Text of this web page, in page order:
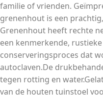
familie of vrienden.
grenenhout is een
Grenenhout heeft rechte
een kenmerkende,
conserveringsproces dat
autoclaven.De
tegen rotting en
van de houten tuinstoel